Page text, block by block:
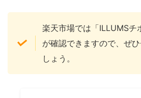
楽天市場では「ILLUMSチ
が確認できますので、ぜ
しょう。